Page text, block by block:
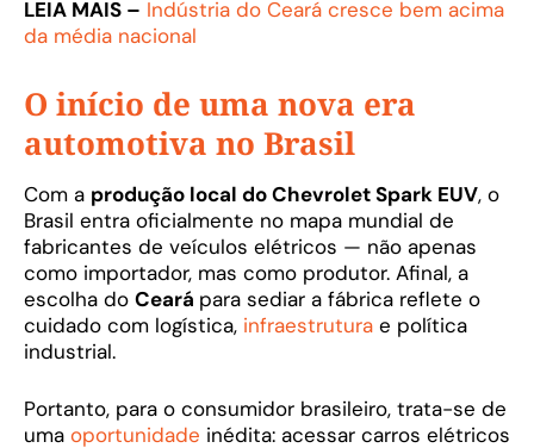
LEIA MAIS – Indústria do Ceará cresce bem acima
da média nacional
O início de uma nova era
automotiva no Brasil
Com a produção local do Chevrolet Spark EUV, o
Brasil entra oficialmente no mapa mundial de
fabricantes de veículos elétricos — não apenas
como importador, mas como produtor. Afinal, a
escolha do Ceará para sediar a fábrica reflete o
cuidado com logística, infraestrutura e política
industrial.
Portanto, para o consumidor brasileiro, trata-se de
uma oportunidade inédita: acessar carros elétricos